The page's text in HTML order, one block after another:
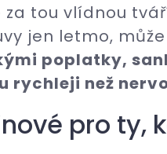
za tou vlídnou
jen letmo,
poplatky,
rychleji než
pro ty,